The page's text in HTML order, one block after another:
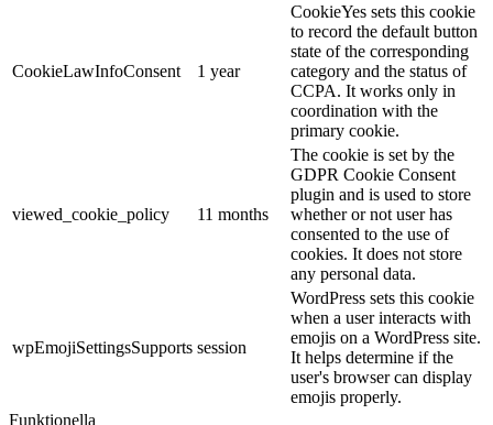
CookieLawInfoConsent 1 year
CookieYes sets this cookie
to record the default button
state of the corresponding
category and the status of
CCPA. It works only in
coordination with the
primary cookie.
viewed_cookie_policy 11 months
The cookie is set by the
GDPR Cookie Consent
plugin and is used to store
whether or not user has
consented to the use of
cookies. It does not store
any personal data.
wpEmojiSettingsSupports session
WordPress sets this cookie
when a user interacts with
emojis on a WordPress site.
It helps determine if the
user's browser can display
emojis properly.
Funktionella